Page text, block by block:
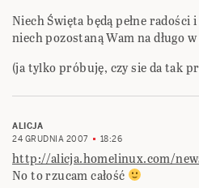
Niech Święta będą pełne radości i
niech pozostaną Wam na długo
(ja tylko próbuję, czy sie da tak
ALICJA
24 GRUDNIA 2007
18:26
http://alicja.homelinux.com/
No to rzucam całość